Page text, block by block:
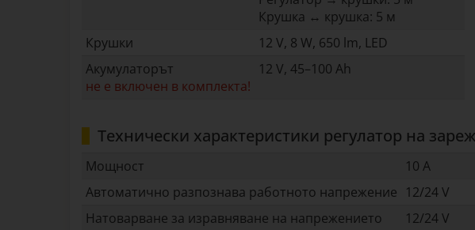
Крушка ↔ крушка: 5 м
Крушки
12 V, 8 W, 650 lm, LED
Акумулаторът
не е включен в комплекта!
12 V, 45–100 Ah
Технически характеристики регулатор на
Мощност
10 A
Автоматично разпознава работното напрежение 12/24 V
Натоварване за изравняване на напрежението
12/24 V